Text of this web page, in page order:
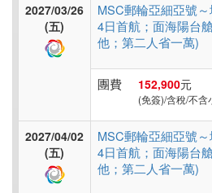
2027/03/26
(五)
MSC郵輪亞細亞號
4日首航；面海陽台
他；第二人省一萬)
團費 152,900元
(免簽)/含稅/不含
2027/04/02
(五)
MSC郵輪亞細亞號
4日首航；面海陽台
他；第二人省一萬)